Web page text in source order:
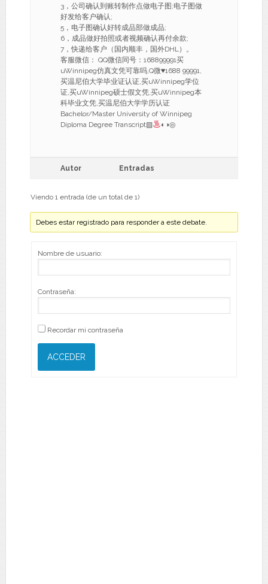
3，公司确认到账转制作点做电子图;电子图做
好发给客户确认;
5，电子图确认好转成品部做成品;
6，成品做好拍照或者视频确认再付余款;
7，快递给客户（国内顺丰，国外DHL）。
客服微信： QQ微信同号：168899991买
uWinnipeg仿真文凭可靠吗,Q微♥1688 99991,
买温尼伯大学毕业证认证,买uWinnipeg学位
证,买uWinnipeg硕士假文凭,买uWinnipeg本
科毕业文凭,买温尼伯大学学历认证
Bachelor/Master University of Winnipeg
Diploma Degree Transcript▨
◐◑◎
Autor Entradas
Viendo 1 entrada (de un total de 1)
Debes estar registrado para responder a este debate.
Nombre de usuario:
Contraseña:
Recordar mi contraseña
ACCEDER